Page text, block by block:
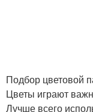
Подбор цветовой
Цветы играют
Лучше всего